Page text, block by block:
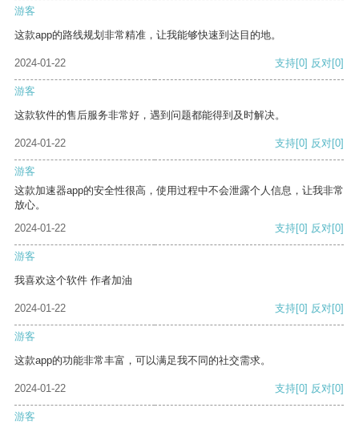
游客
这款app的路线规划非常精准，让我能够快速到达目的地。
2024-01-22 支持[0] 反对[0]
游客
这款软件的售后服务非常好，遇到问题都能得到及时解决。
2024-01-22 支持[0] 反对[0]
游客
这款加速器app的安全性很高，使用过程中不会泄露个人信息，让我非常
放心。
2024-01-22
支持[0] 反对[0]
游客
我喜欢这个软件 作者加油
2024-01-22 支持[0] 反对[0]
游客
这款app的功能非常丰富，可以满足我不同的社交需求。
2024-01-22 支持[0] 反对[0]
游客